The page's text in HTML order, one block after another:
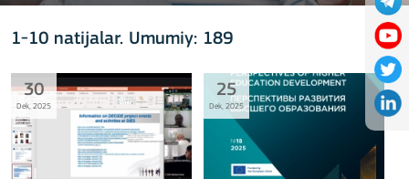
1-10 natijalar. Umumiy: 189
30
Dek, 2025
25
Dek, 2025